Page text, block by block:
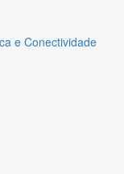
e Conectividade